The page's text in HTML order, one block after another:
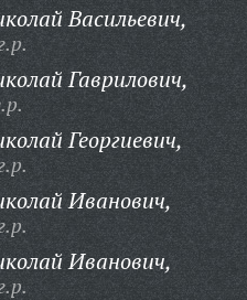
Васильевич,
Гаврилович,
Георгиевич,
Иванович,
Иванович,